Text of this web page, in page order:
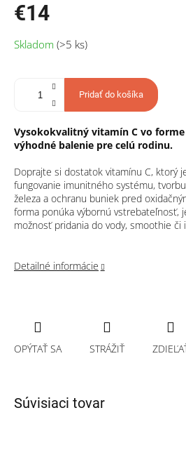
€14
cena:
Skladom (>5 ks)
Pridať do košíka
Vysokokvalitný vitamín C vo
výhodné balenie pre celú rodinu.
Doprajte si dostatok vitamínu C, ktorý
fungovanie imunitného systému,
železa a ochranu buniek pred
forma ponúka výbornú vstrebateľnosť,
možnosť pridania do vody, smoothie či
Detailné informácie
OPÝTAŤ SA STRÁŽIŤ
Súvisiaci tovar